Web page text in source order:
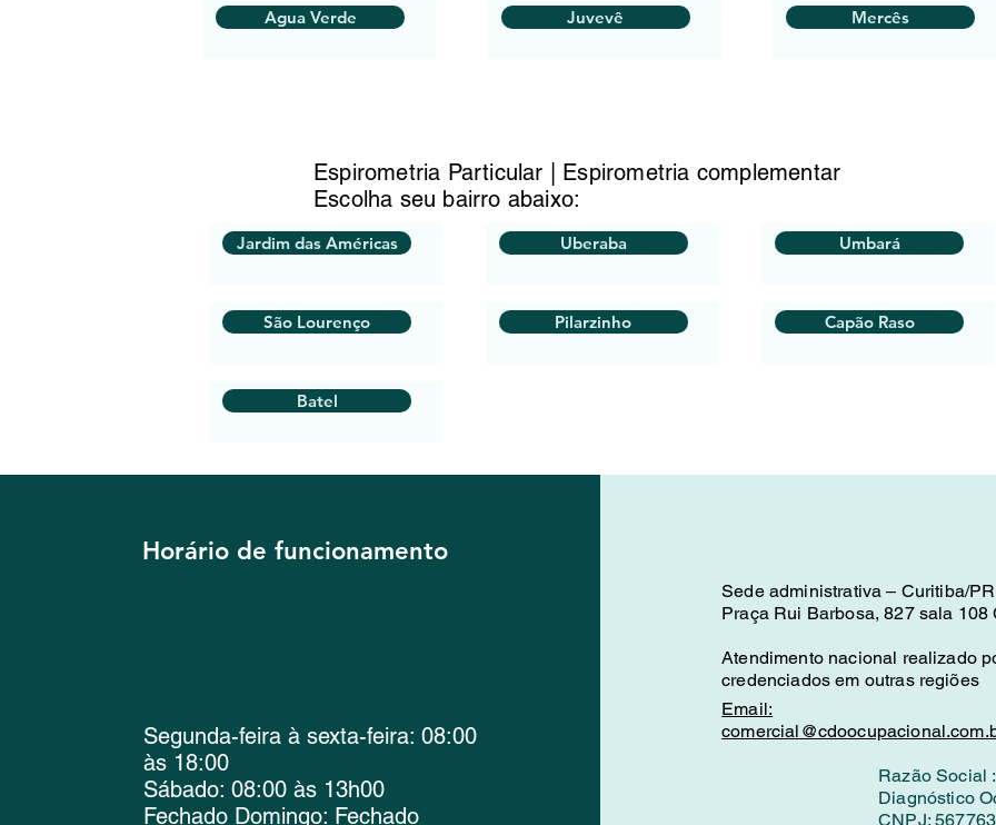
Agua Verde Juvevê Mercês
Espirometria Particular | Espirometria complementar
Escolha seu bairro abaixo:
Jardim das Américas
São Lourenço
Batel
Uberaba
Pilarzinho
Umbará
Capão Raso
Horário de funcionamento
Segunda-feira à sexta-feira: 08:00
às 18:00
Sábado: 08:00 às 13h00
Fechado Domingo: Fechado
Sede administrativa – Curitiba/PR
Praça Rui Barbosa, 827 sala
Atendimento nacional realizado
credenciados em outras regiões
Email:
Razão Social
Diagnóstico
CNPJ: